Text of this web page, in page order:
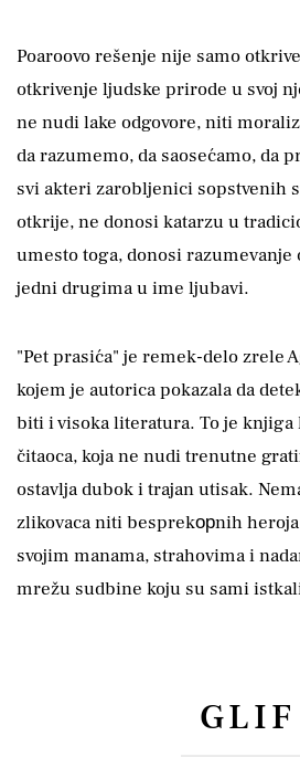
Poaroovo rešenje nije samo
otkrivenje ljudske prirode u svoj
ne nudi lake odgovore, niti
da razumemo, da saosećamo, da
svi akteri zarobljenici sopstvenih
otkrije, ne donosi katarzu u
umesto toga, donosi
jedni drugima u ime ljubavi.
"Pet prasića" je remek-delo zrele
kojem je autorica pokazala da
biti i visoka literatura. To je knjiga
čitaoca, koja ne nudi trenutne
ostavlja dubok i trajan utisak.
zlikovaca niti besprekорnih
svojim manama, strahovima i
mrežu sudbine koju su sami
GLIF